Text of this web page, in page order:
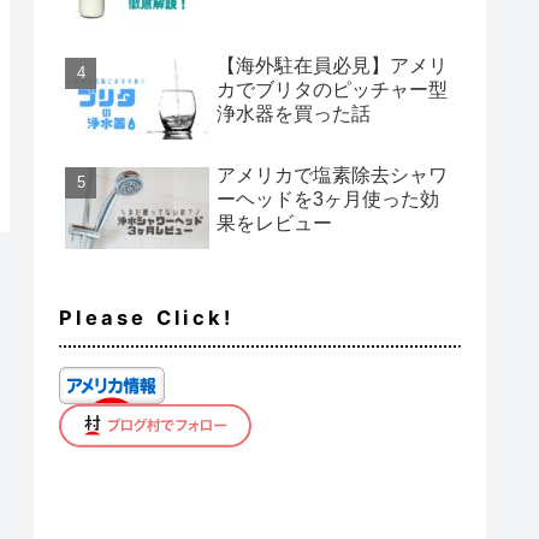
【海外駐在員必見】アメリ
カでブリタのピッチャー型
浄水器を買った話
アメリカで塩素除去シャワ
ーヘッドを3ヶ月使った効
果をレビュー
Please Click!